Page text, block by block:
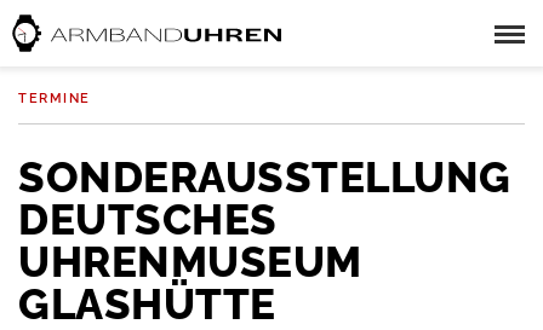
TERMINE
SONDERAUSSTELLUNG
DEUTSCHES
UHRENMUSEUM
GLASHÜTTE